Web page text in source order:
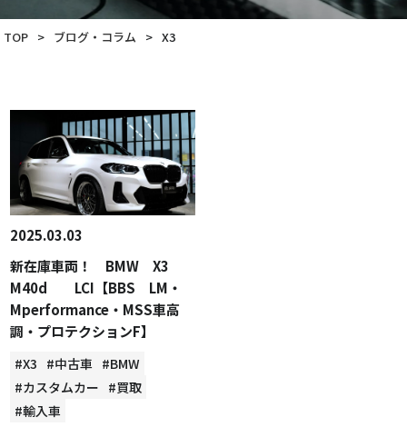
TOP > ブログ・コラム > X3
2025.03.03
新在庫車両！ BMW X3
M40d LCI【BBS LM・
Mperformance・MSS車高
調・プロテクションF】
#X3 #中古車 #BMW
#カスタムカー #買取
#輸入車